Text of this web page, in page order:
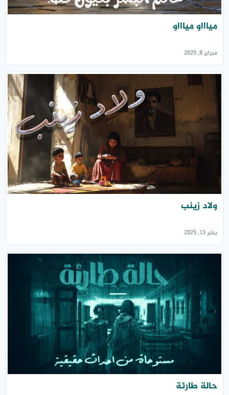
مياااو مياااو
فبراير 8, 2025
ولاد زينب
يناير 13, 2025
حالة طارئة